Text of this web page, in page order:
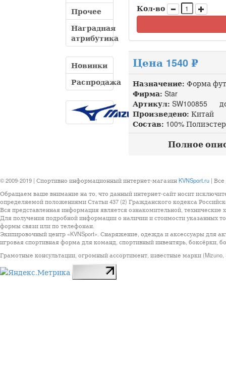
Прочее
Наградная
атрибутика
Новинки
Распродажа
Кол-во
Цена 1540 ₽
Назначение: Форма
Фирма: Star
Артикул: SW100855
Произведено: Китай
Состав: 100% Полиэстер
Полное
© 2009-2019 | Спортивно информационный интернет-магазин KVNSport.ru |
Обращаем ваше внимание на то, что данный интернет-сайт носит
определяемой положениями Статьи 437 (2) Гражданского кодекса
Вся представленная информация является ознакомительной, технические
Для получения подробной информации о наличии и стоимости указанных
формы связи или по телефонан.
Экипировочный центр «KVNSport». Снаряжение, одежда и аксессуары для
игровая спортивная форма для команд, спортивный инвентярь, боксёрки,
Грамотные консультации, огромный ассортимент, известные марки (Mizuno,